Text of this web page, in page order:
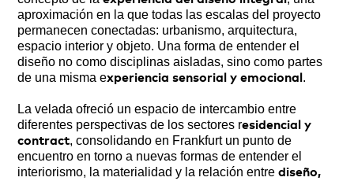
aproximación en la que todas las escalas del proyecto
permanecen conectadas: urbanismo, arquitectura,
espacio interior y objeto. Una forma de entender el
diseño no como disciplinas aisladas, sino como partes
de una misma experiencia sensorial y emocional .
La velada ofreció un espacio de intercambio entre
diferentes perspectivas de los sectores residencial y
contract, consolidando en Frankfurt un punto de
encuentro en torno a nuevas formas de entender el
interiorismo, la materialidad y la relación entrediseño,